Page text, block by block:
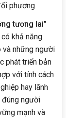
phương
tương lai”
khả năng
và những người
phát triển bản
với tính cách
hay lãnh
đúng người
mạnh và